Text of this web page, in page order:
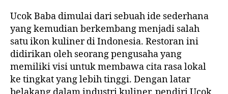
Ucok Baba dimulai dari sebuah ide sederhana
yang kemudian berkembang menjadi salah
satu ikon kuliner di Indonesia. Restoran ini
didirikan oleh seorang pengusaha yang
memiliki visi untuk membawa cita rasa lokal
ke tingkat yang lebih tinggi. Dengan latar